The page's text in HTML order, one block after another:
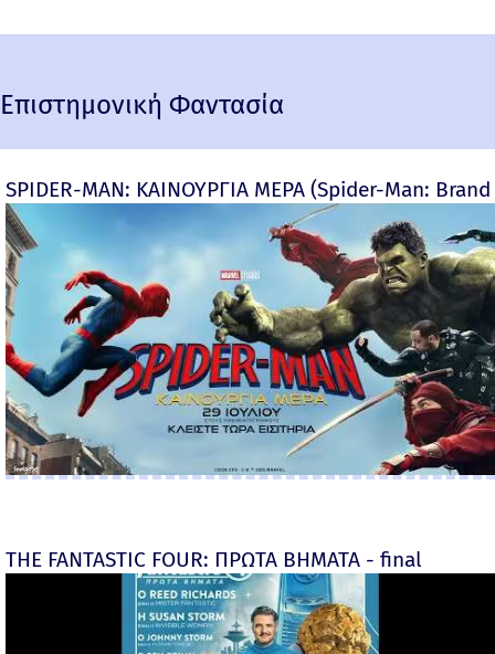
Επιστημονική Φαντασία
SPIDER-MAN: ΚΑΙΝΟΥΡΓΙΑ ΜΕΡΑ (Spider-Man:
THE FANTASTIC FOUR: ΠΡΩΤΑ ΒΗΜΑΤΑ - final